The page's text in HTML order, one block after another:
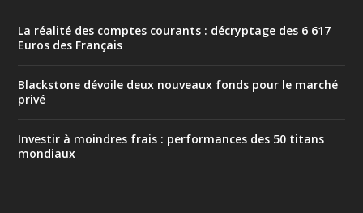
La réalité des comptes courants : décryptage des 6 617
Euros des Français
Blackstone dévoile deux nouveaux fonds pour le marché
privé
Investir à moindres frais : performances des 50 titans
mondiaux